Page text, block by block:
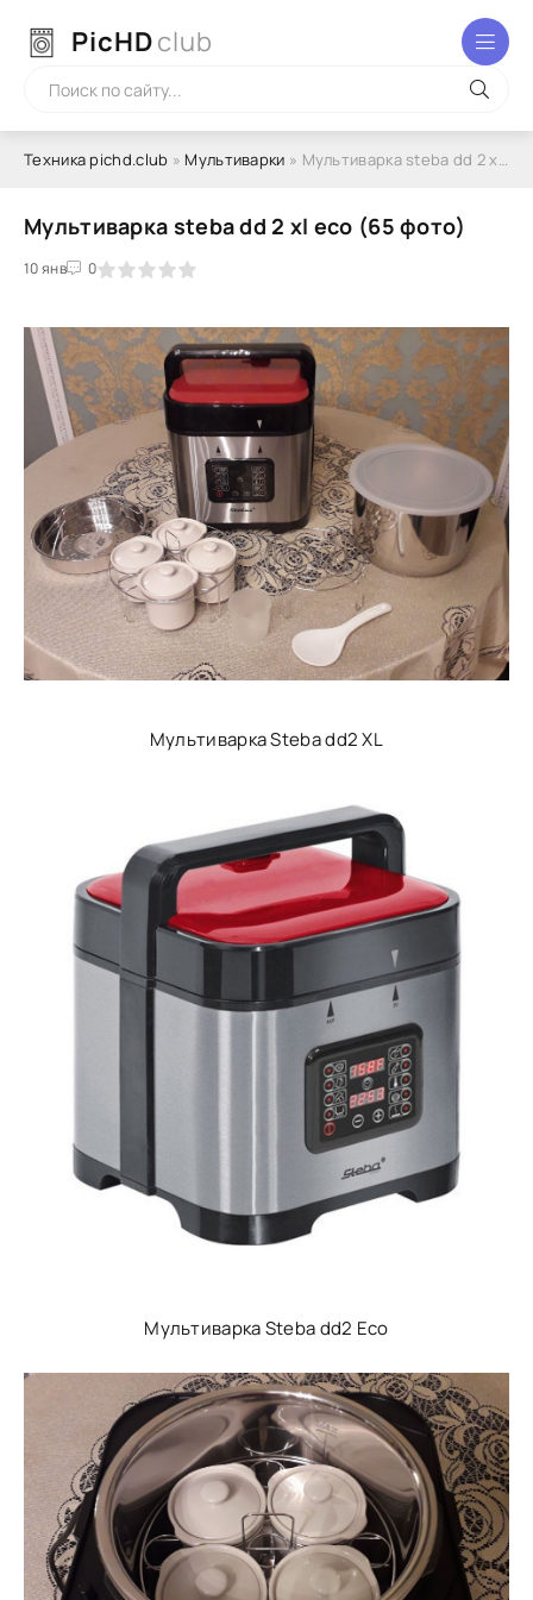
PicHDclub
Техника pichd.club » Мультиварки » Мультиварка steba dd 2 xl eco (65 фото)
Мультиварка steba dd 2 xl eco (65 фото)
10 янв 0
3 4 5
Мультиварка Steba dd2 XL
Мультиварка Steba dd2 Eco